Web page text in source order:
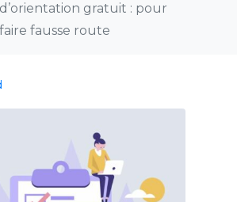
gratuit : pour
fausse route